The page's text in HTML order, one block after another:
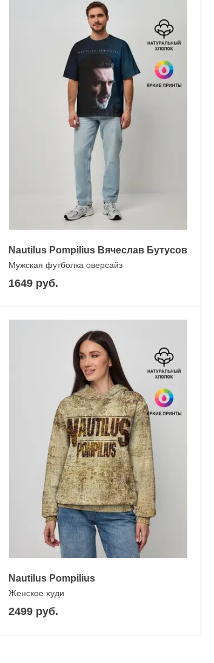
Nautilus Pompilius Вячеслав Бутусов
Мужская футболка оверсайз
1649 руб.
Nautilus Pompilius
Женское худи
2499 руб.